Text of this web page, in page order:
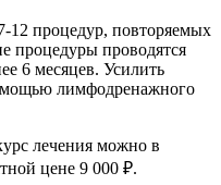
12 процедур, повторяемых
процедуры проводятся
6 месяцев. Усилить
лимфодренажного
лечения можно в
цене 9 000 ₽.